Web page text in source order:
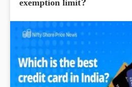
What is EPF contribution
exemption limit?